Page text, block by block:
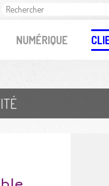
NUMÉRIQUE